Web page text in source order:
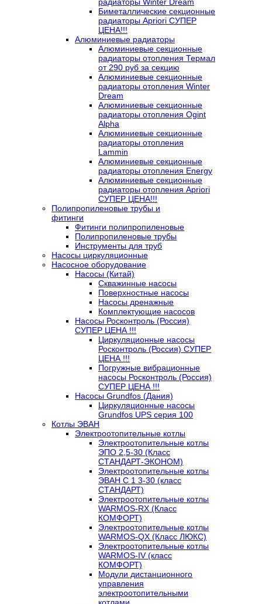
Биметаллические секционные
радиаторы Apriori СУПЕР
ЦЕНА!!!
Алюминиевые радиаторы
Алюминиевые секционные
радиаторы отопления Термал
от 290 руб за секцию
Алюминиевые секционные
радиаторы отопления Winter
Dream
Алюминиевые секционные
радиаторы отопления Ogint
Alpha
Алюминиевые секционные
радиаторы отопления
Lammin
Алюминиевые секционные
радиаторы отопления Energy
Алюминиевые секционные
радиаторы отопления Apriori
СУПЕР ЦЕНА!!!
Полипропиленовые трубы и
фитинги
Фитинги полипропиленовые
Полипропиленовые трубы
Инструменты для труб
Насосы циркуляционные
Насосное оборудование
Насосы (Китай)
Скважинные насосы
Поверхностные насосы
Насосы дренажные
Комплектующие насосов
Насосы Росконтроль (Россия)
СУПЕР ЦЕНА !!!
Циркуляционные насосы
Росконтроль (Россия) СУПЕР
ЦЕНА !!!
Погружные вибрационные
насосы Росконтроль (Россия)
СУПЕР ЦЕНА !!!
Насосы Grundfos (Дания)
Циркуляционные насосы
Grundfos UPS серия 100
Котлы ЭВАН
Электроотопительные котлы
Электроотопительные котлы
ЭПО 2,5-30 (Класс
СТАНДАРТ-ЭКОНОМ)
Электроотопительные котлы
ЭВАН С 1 3-30 (класс
СТАНДАРТ)
Электроотопительные котлы
WARMOS-RX (Класс
КОМФОРТ)
Электроотопительные котлы
WARMOS-QX (Класс ЛЮКС)
Электроотопительные котлы
WARMOS-IV (класс
КОМФОРТ)
Модули дистанционного
управления
электроотопительными